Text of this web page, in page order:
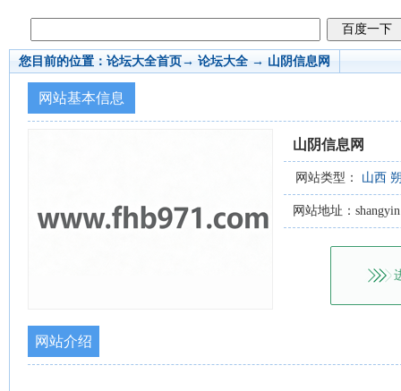
您目前的位置： 论坛大全首页→ 论坛大全 → 山阴信息网
网站基本信息
山阴信息网
网站类型： 山西
网站地址：
网站介绍